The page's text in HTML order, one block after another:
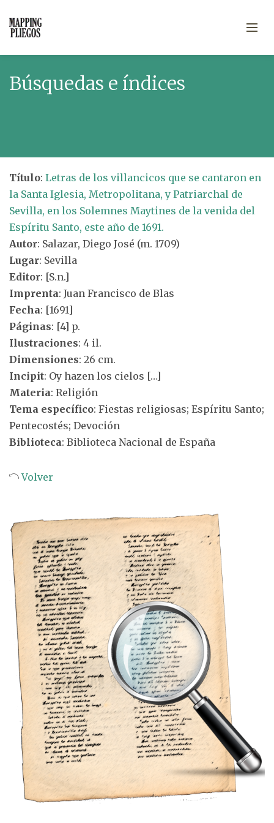
Búsquedas e índices
Título: Letras de los villancicos que se cantaron en
la Santa Iglesia, Metropolitana, y Patriarchal de
Sevilla, en los Solemnes Maytines de la venida del
Espíritu Santo, este año de 1691.
Autor: Salazar, Diego José (m. 1709)
Lugar: Sevilla
Editor: [S.n.]
Imprenta: Juan Francisco de Blas
Fecha: [1691]
Páginas: [4] p.
Ilustraciones: 4 il.
Dimensiones: 26 cm.
Incipit: Oy hazen los cielos […]
Materia: Religión
Tema específico: Fiestas religiosas; Espíritu Santo;
Pentecostés; Devoción
Biblioteca: Biblioteca Nacional de España
Volver